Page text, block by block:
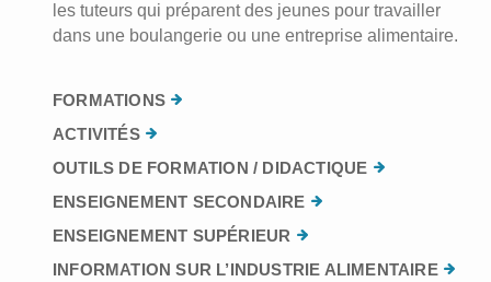
les tuteurs qui préparent des jeunes pour travailler
dans une boulangerie ou une entreprise alimentaire.
FORMATIONS
ACTIVITÉS
OUTILS DE FORMATION / DIDACTIQUE
ENSEIGNEMENT SECONDAIRE
ENSEIGNEMENT SUPÉRIEUR
INFORMATION SUR L’INDUSTRIE ALIMENTAIRE